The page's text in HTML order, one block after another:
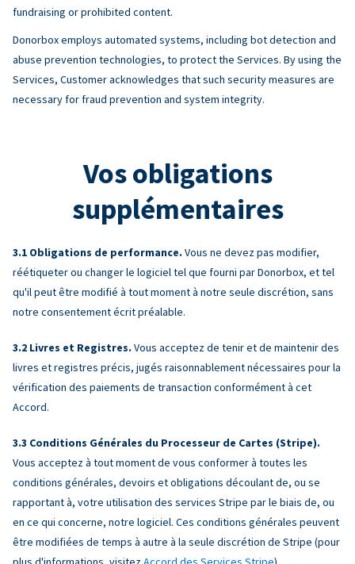
fundraising or prohibited content.
Donorbox employs automated systems, including bot detection and
abuse prevention technologies, to protect the Services. By using the
Services, Customer acknowledges that such security measures are
necessary for fraud prevention and system integrity.
Vos obligations
supplémentaires
Obligations de performance. Vous ne devez pas modifier,
réétiqueter ou changer le logiciel tel que fourni par Donorbox, et tel
qu'il peut être modifié à tout moment à notre seule discrétion, sans
notre consentement écrit préalable.
Livres et Registres. Vous acceptez de tenir et de maintenir des
livres et registres précis, jugés raisonnablement nécessaires pour la
vérification des paiements de transaction conformément à cet
Accord.
Conditions Générales du Processeur de Cartes (Stripe).
Vous acceptez à tout moment de vous conformer à toutes les
conditions générales, devoirs et obligations découlant de, ou se
rapportant à, votre utilisation des services Stripe par le biais de, ou
en ce qui concerne, notre logiciel. Ces conditions générales peuvent
être modifiées de temps à autre à la seule discrétion de Stripe (pour